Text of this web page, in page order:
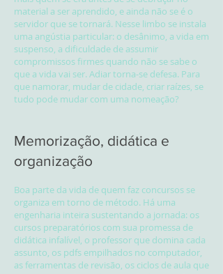
material a ser aprendido, e ainda não se é o
servidor que se tornará. Nesse limbo se instala
uma angústia particular: o desânimo, a vida em
suspenso, a dificuldade de assumir
compromissos firmes quando não se sabe o
que a vida vai ser. Adiar torna-se defesa. Para
que namorar, mudar de cidade, criar raízes, se
tudo pode mudar com uma nomeação?
Memorização, didática e
organização
Boa parte da vida de quem faz concursos se
organiza em torno de método. Há uma
engenharia inteira sustentando a jornada: os
cursos preparatórios com sua promessa de
didática infalível, o professor que domina cada
assunto, os pdfs empilhados no computador,
as ferramentas de revisão, os ciclos de aula que